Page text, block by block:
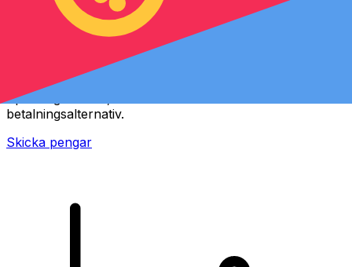
XE Internationella valutaöverföringar
Skicka pengar online snabbt, säkert och enkelt.
Spårning i realtid, notiser och flexibla leverans- och
betalningsalternativ.
Skicka pengar